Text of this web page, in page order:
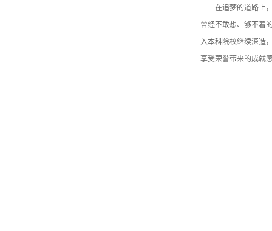
在追梦的道路上
曾经不敢想、够不着
入本科院校继续深造
享受荣誉带来的成就